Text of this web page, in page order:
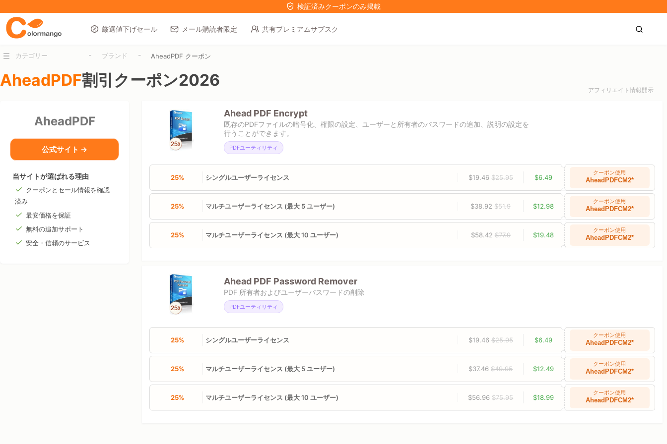
検証済みクーポンのみ掲載
厳選値下げセール メール購読者限定 共有プレミアムサブスク
カテゴリー - ブランド - AheadPDF クーポン
AheadPDF割引クーポン2026
アフィリエイト情報開示
AheadPDF
公式サイト →
当サイトが選ばれる理由
クーポンとセール情報を確認
済み
最安価格を保証
無料の追加サポート
安全・信頼のサービス
Ahead PDF Encrypt
既存のPDFファイルの暗号化、権限の設定、ユーザーと所有者のパスワードの追加、説明の設定を
行うことができます。
PDFユーティリティ
25% シングルユーザーライセンス $19.46 $25.95 $6.49
クーポン使用
AheadPDFCM2*
25% マルチユーザーライセンス (最大 5 ユーザー) $38.92$51.9 $12.98
クーポン使用
AheadPDFCM2*
25% マルチユーザーライセンス (最大 10 ユーザー) $58.42 $77.9 $19.48
クーポン使用
AheadPDFCM2*
Ahead PDF Password Remover
PDF 所有者およびユーザーパスワードの削除
PDFユーティリティ
25% シングルユーザーライセンス $19.46 $25.95 $6.49
クーポン使用
AheadPDFCM2*
25% マルチユーザーライセンス (最大 5 ユーザー) $37.46$49.95 $12.49
クーポン使用
AheadPDFCM2*
25% マルチユーザーライセンス (最大 10 ユーザー) $56.96$75.95 $18.99
クーポン使用
AheadPDFCM2*